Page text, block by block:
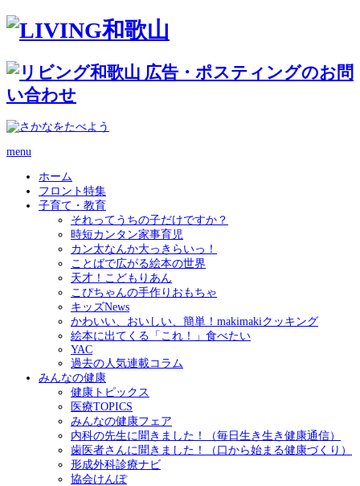
menu
ホーム
フロント特集
子育て・教育
それってうちの子だけですか？
時短カンタン家事育児
カン太なんか大っきらいっ！
ことばで広がる絵本の世界
天才！こどもりあん
こぴちゃんの手作りおもちゃ
キッズNews
かわいい、おいしい、簡単！makimakiクッキング
絵本に出てくる「これ！」食べたい
YAC
過去の人気連載コラム
みんなの健康
健康トピックス
医療TOPICS
みんなの健康フェア
内科の先生に聞きました！（毎日生き生き健康通信）
歯医者さんに聞きました！（口から始まる健康づくり）
形成外科診療ナビ
協会けんぽ